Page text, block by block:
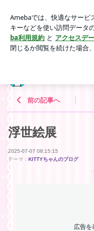
アプリをダウンロードし
ょう。
前の記事へ
浮世絵展
2025-07-07 08:15:15
テーマ： KITTYちゃんのブログ
広告を